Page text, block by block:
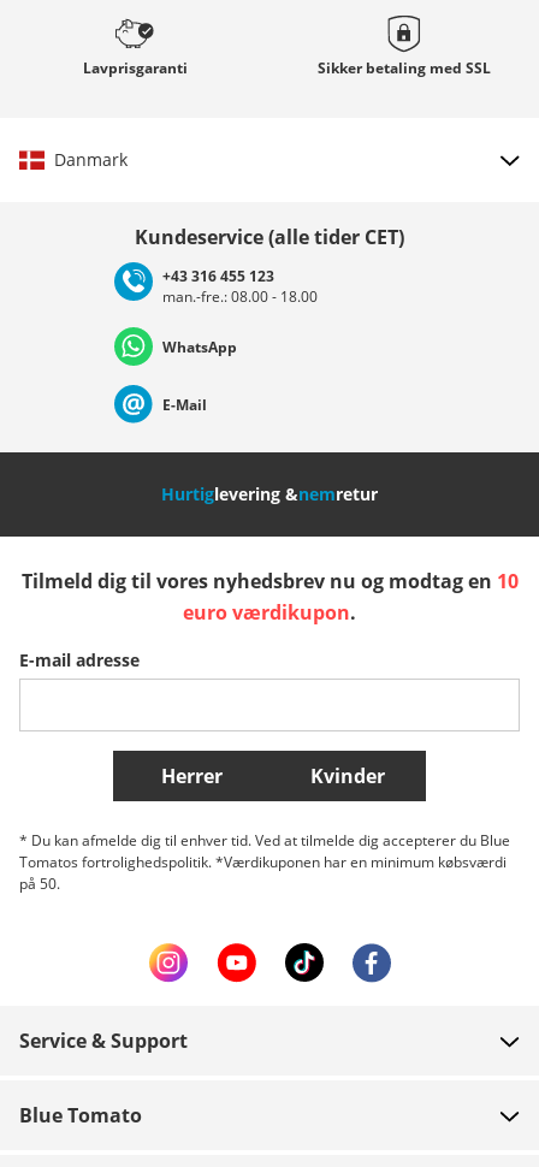
Lavprisgaranti Sikker betaling med SSL
Danmark
Deutschland Österreich
Nederland Italia (Italiano) Italien (Deutsch)
Slovenija
Belgique (Français) Danmark Norge
Flere lande
Kundeservice (alle tider CET)
+43 316 455 123
man.-fre.: 08.00 - 18.00
WhatsApp
E-Mail
Hurtiglevering &nemretur
Tilmeld dig til vores nyhedsbrev nu og modtag en 10
euro værdikupon.
E-mail adresse
Herrer Kvinder
* Du kan afmelde dig til enhver tid. Ved at tilmelde dig accepterer du Blue
Tomatos fortrolighedspolitik. *Værdikuponen har en minimum købsværdi
på 50.
Service & Support
Blue Tomato